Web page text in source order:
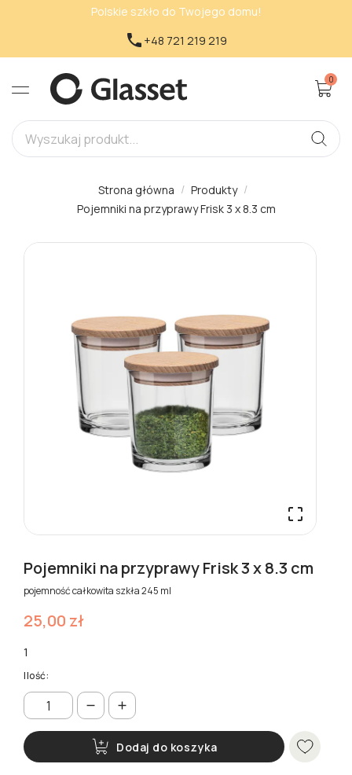
Polskie szkło do Twojego domu!
 +48 721 219 219
0
Strona główna
Produkty
Pojemniki na przyprawy Frisk 3 x 8.3 cm

Pojemniki na przyprawy Frisk 3 x 8.3 cm
pojemność całkowita szkła 245 ml
25,00 zł
1
Ilość:
Dodaj do koszyka